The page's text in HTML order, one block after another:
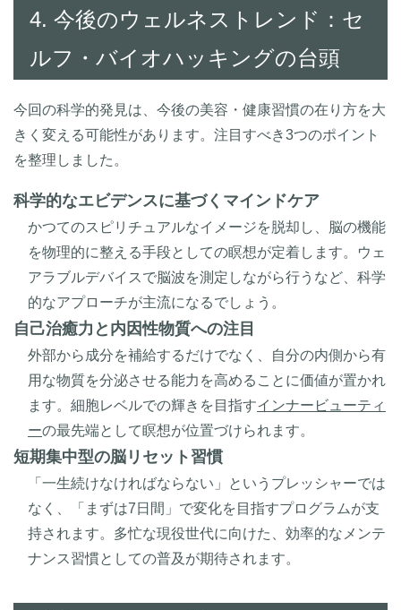
4. 今後のウェルネストレンド：セ
ルフ・バイオハッキングの台頭
今回の科学的発見は、今後の美容・健康習慣の在り方を大
きく変える可能性があります。注目すべき3つのポイント
を整理しました。
科学的なエビデンスに基づくマインドケア
かつてのスピリチュアルなイメージを脱却し、脳の機能
を物理的に整える手段としての瞑想が定着します。ウェ
アラブルデバイスで脳波を測定しながら行うなど、科学
的なアプローチが主流になるでしょう。
自己治癒力と内因性物質への注目
外部から成分を補給するだけでなく、自分の内側から有
用な物質を分泌させる能力を高めることに価値が置かれ
ます。細胞レベルでの輝きを目指すインナービューティ
ーの最先端として瞑想が位置づけられます。
短期集中型の脳リセット習慣
「一生続けなければならない」というプレッシャーでは
なく、「まずは7日間」で変化を目指すプログラムが支
持されます。多忙な現役世代に向けた、効率的なメンテ
ナンス習慣としての普及が期待されます。